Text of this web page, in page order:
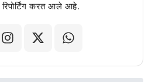
करत आले आहे.